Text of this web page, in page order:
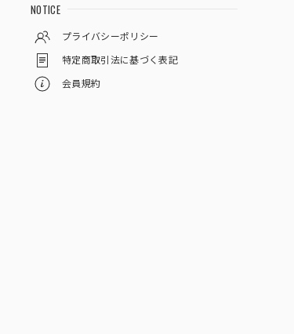
NOTICE
プライバシーポリシー
特定商取引法に基づく表記
会員規約